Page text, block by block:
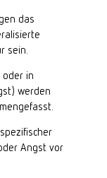
das
sein.
in
werden
Angst vor